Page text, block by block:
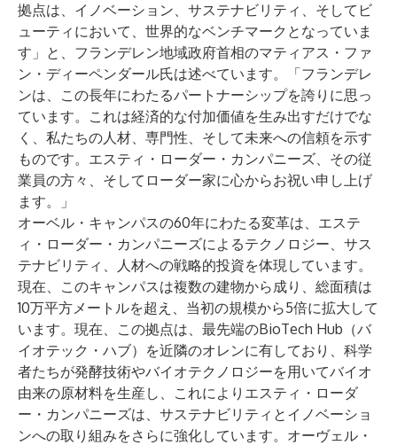
拠点は、イノベーション、サステナビリティ、そしてビ
ューティにおいて、世界的なベンチマークとなっていま
す」と、フランデレン地域政府首相のマティアス・ファ
ン・ディーペンダール氏は述べています。「フランデレ
ンは、この長年にわたるパートナーシップを誇りに思っ
ています。これは経済的な付加価値を生み出すだけでな
く、私たちの人材、専門性、そして未来への信頼を示す
ものです。エスティ・ローダー・カンパニーズ、その従
業員の方々、そしてローダー家に心からお祝い申し上げ
ます。」
オーベル・キャンパスの60年にわたる変革は、エステ
ィ・ローダー・カンパニーズによるテクノロジー、サス
テナビリティ、人材への戦略的投資を体現しています。
現在、このキャンパスは複数の建物から成り、総面積は
10万平方メートルを超え、当初の規模から5倍に拡大して
います。現在、この拠点は、最先端のBioTech Hub（バ
イオテック・ハブ）を近隣のオレンに有しており、科学
者たちが発酵技術やバイオテクノロジーを用いてバイオ
由来の原材料を生産し、これによりエスティ・ローダ
ー・カンパニーズは、サステナビリティとイノベーショ
ンへの取り組みをさらに強化しています。オーヴェル・